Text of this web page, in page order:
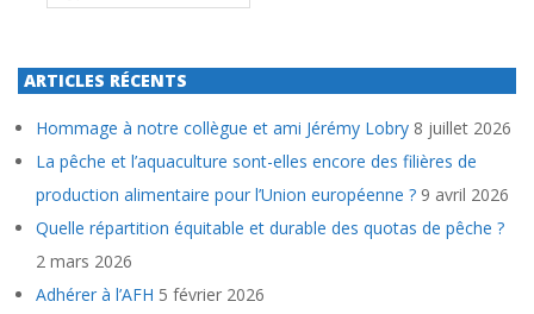
ARTICLES RÉCENTS
Hommage à notre collègue et ami Jérémy Lobry 8 juillet 2026
La pêche et l’aquaculture sont-elles encore des filières de
production alimentaire pour l’Union européenne ? 9 avril 2026
Quelle répartition équitable et durable des quotas de pêche ?
2 mars 2026
Adhérer à l’AFH 5 février 2026